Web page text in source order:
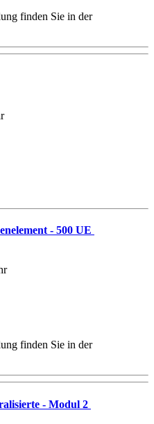
finden Sie in der
- 500 UE
finden Sie in der
- Modul 2